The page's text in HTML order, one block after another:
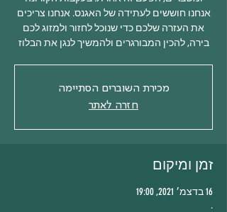
אנחנו חוששים לעתידה של האגנס. אנחנו צריכים
את העזרה שלכם כדי שנוכל לחזור ולמזוג לכם
בירה, להכין המבורגרים ולהמשיך לנגן את הבלוז
מכירת השוברים הסתיימה
חזרה לאתר
זמן ומיקום
16 בדצמ׳ 2021, 19:00
.